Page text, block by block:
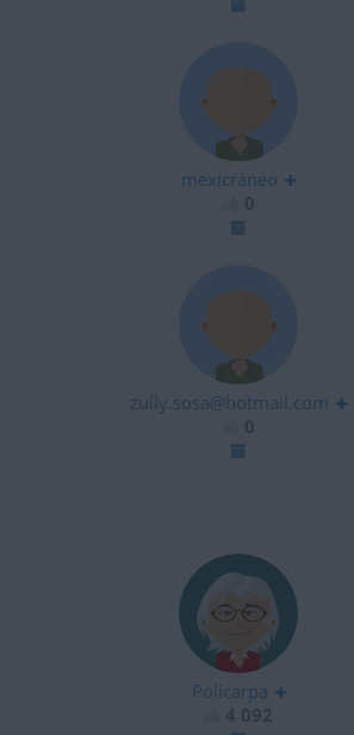
mexicráneo
zully.sosa@hotmail.com
Policarpa